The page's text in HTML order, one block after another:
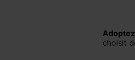
choisit